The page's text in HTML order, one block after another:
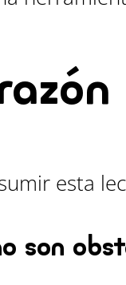
esta
son